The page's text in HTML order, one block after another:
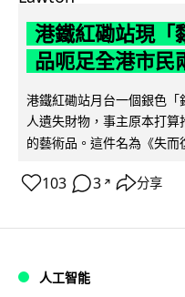
港鐵紅磡站現「
品呃足全港市民
港鐵紅磡站月台一個銀色
人遺失財物，事主原本打
的藝術品。這件名為《失而
103 3 ↗ 分享
人工智能